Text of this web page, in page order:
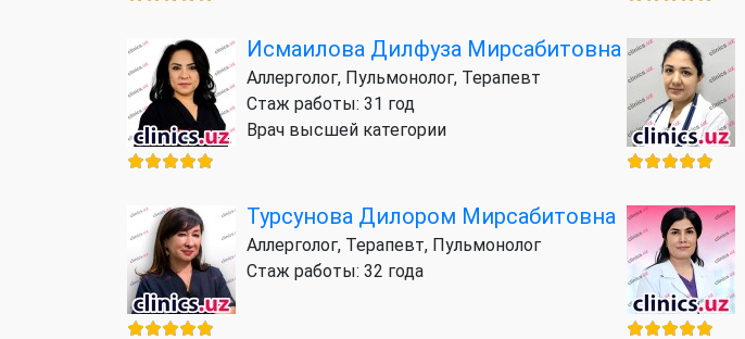
Исмаилова Дилфуза Мирсабитовна
Аллерголог, Пульмонолог, Терапевт
Стаж работы: 31 год
Врач высшей категории
Турсунова Дилором Мирсабитовна
Аллерголог, Терапевт, Пульмонолог
Стаж работы: 32 года